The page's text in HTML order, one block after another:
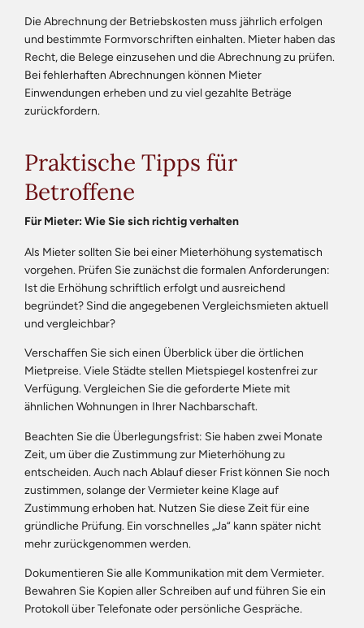
Die Abrechnung der Betriebskosten muss jährlich erfolgen
und bestimmte Formvorschriften einhalten. Mieter haben das
Recht, die Belege einzusehen und die Abrechnung zu prüfen.
Bei fehlerhaften Abrechnungen können Mieter
Einwendungen erheben und zu viel gezahlte Beträge
zurückfordern.
Praktische Tipps für
Betroffene
Für Mieter: Wie Sie sich richtig verhalten
Als Mieter sollten Sie bei einer Mieterhöhung systematisch
vorgehen. Prüfen Sie zunächst die formalen Anforderungen:
Ist die Erhöhung schriftlich erfolgt und ausreichend
begründet? Sind die angegebenen Vergleichsmieten aktuell
und vergleichbar?
Verschaffen Sie sich einen Überblick über die örtlichen
Mietpreise. Viele Städte stellen Mietspiegel kostenfrei zur
Verfügung. Vergleichen Sie die geforderte Miete mit
ähnlichen Wohnungen in Ihrer Nachbarschaft.
Beachten Sie die Überlegungsfrist: Sie haben zwei Monate
Zeit, um über die Zustimmung zur Mieterhöhung zu
entscheiden. Auch nach Ablauf dieser Frist können Sie noch
zustimmen, solange der Vermieter keine Klage auf
Zustimmung erhoben hat. Nutzen Sie diese Zeit für eine
gründliche Prüfung. Ein vorschnelles „Ja“ kann später nicht
mehr zurückgenommen werden.
Dokumentieren Sie alle Kommunikation mit dem Vermieter.
Bewahren Sie Kopien aller Schreiben auf und führen Sie ein
Protokoll über Telefonate oder persönliche Gespräche.